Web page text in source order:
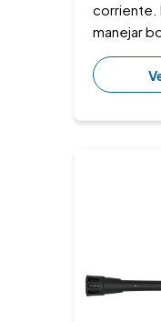
corriente.
manejar